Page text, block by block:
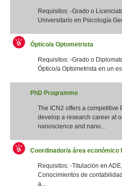
Requisitos: -Grado o
Universitario en Psicología
Óptico/a Optometrista
Requisitos: -Grado o
Óptico/a Optometrista en un
PhD Programme
The ICN2 offers a competitive
develop a research career at
nanoscience and nano...
Coordinador/a área económico
Requisitos: -Titulación en
Conocimientos de
a...